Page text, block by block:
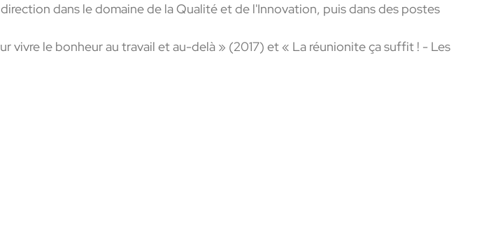
dans le domaine de la Qualité et de l'Innovation, puis dans des postes
vivre le bonheur au travail et au-delà » (2017) et « La réunionite ça suffit ! - Les